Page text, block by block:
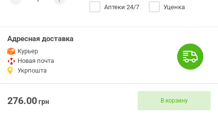
Аптеки 24/7 Уценка
Адресная доставка
Курьер
Новая почта
Укрпошта
276.00грн В корзину